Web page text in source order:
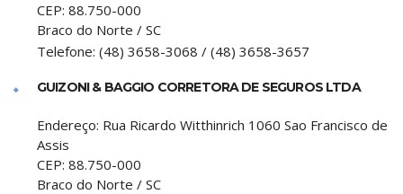
CEP: 88.750-000
Braco do Norte / SC
Telefone: (48) 3658-3068 / (48) 3658-3657
GUIZONI & BAGGIO CORRETORA DE SEGUROS LTDA
Endereço: Rua Ricardo Witthinrich 1060 Sao Francisco de
Assis
CEP: 88.750-000
Braco do Norte / SC